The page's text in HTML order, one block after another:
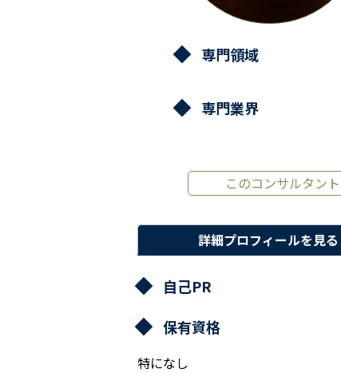
専門領域
専門業界
このコンサルタン
詳細プロフィールを見る
自己PR
保有資格
特になし